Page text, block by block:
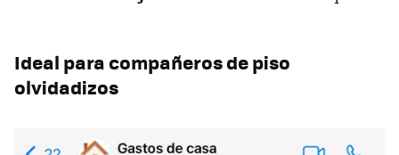
Ideal para compañeros de piso
olvidadizos